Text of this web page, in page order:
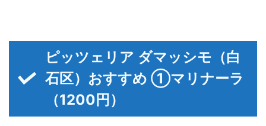
ピッツェリア ダマッシモ（白
石区）おすすめ ①マリナーラ
（1200円）